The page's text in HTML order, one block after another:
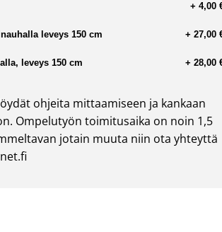
+ 4,00
leveys 150 cm + 27,00
leveys 150 cm + 28,00
ohjeita mittaamiseen ja kankaan
Ompelutyön toimitusaika on noin 1,5
jotain muuta niin ota yhteyttä